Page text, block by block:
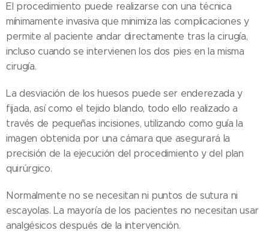
El procedimiento puede realizarse con una técnica
mínimamente invasiva que minimiza las complicaciones y
permite al paciente andar directamente tras la cirugía,
incluso cuando se intervienen los dos pies en la misma
cirugía.
La desviación de los huesos puede ser enderezada y
fijada, así como el tejido blando, todo ello realizado a
través de pequeñas incisiones, utilizando como guía la
imagen obtenida por una cámara que asegurará la
precisión de la ejecución del procedimiento y del plan
quirúrgico.
Normalmente no se necesitan ni puntos de sutura ni
escayolas. La mayoría de los pacientes no necesitan usar
analgésicos después de la intervención.